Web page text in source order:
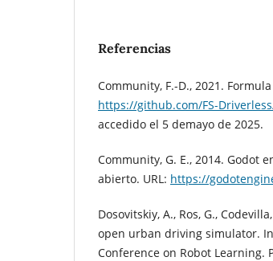
Referencias
Community, F.-D., 2021.
https://github.com/FS-
accedido el 5 demayo de 2025.
Community, G. E., 2014. Godot
abierto. URL: https://
Dosovitskiy, A., Ros, G.,
open urban driving simulator.
Conference on Robot Learning.